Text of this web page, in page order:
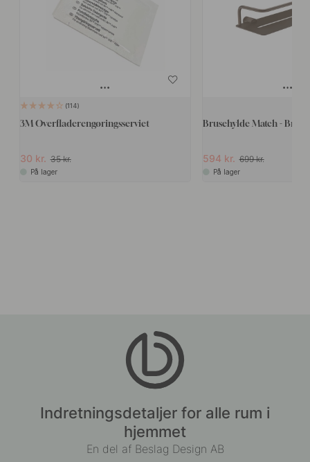
114
3M Overfladerengøringsserviet
30 kr. 35 kr.
På lager
Brusehylde Match -
594 kr. 699 kr.
På lager
Indretningsdetaljer for alle rum i
hjemmet
En del af Beslag Design AB